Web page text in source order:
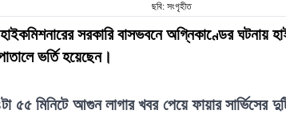
ছবি: সংগৃহীত
হাইকমিশনারের সরকারি বাসভবনে অগ্নিকাণ্ডের ঘটনায়
ভর্তি হয়েছেন।
মিনিটে আগুন লাগার খবর পেয়ে ফায়ার সার্ভিসের